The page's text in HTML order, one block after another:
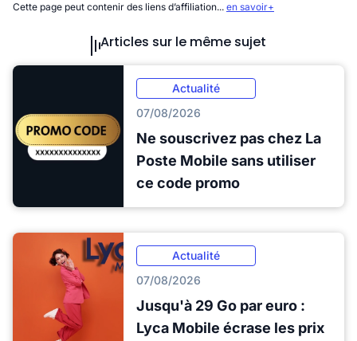
Cette page peut contenir des liens d’affiliation... en savoir+
Articles sur le même sujet
Actualité
07/08/2026
Ne souscrivez pas chez La
Poste Mobile sans utiliser
ce code promo
Actualité
07/08/2026
Jusqu'à 29 Go par euro :
Lyca Mobile écrase les prix